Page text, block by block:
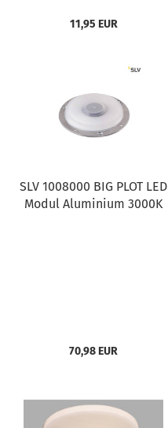
11,95 EUR
SLV 1008000 BIG PLOT LED
Modul Aluminium 3000K
70,98 EUR